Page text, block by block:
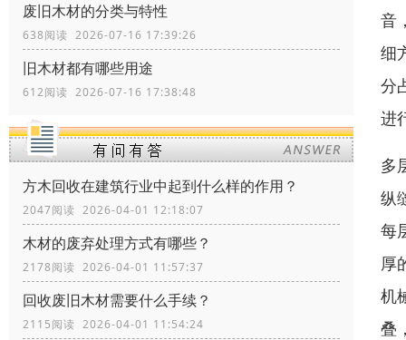
废旧木材的分类与特性
638阅读 2026-07-16 17:39:26
旧木材都有哪些用途
612阅读 2026-07-16 17:38:48
方木回收在建筑行业中起到什么样的作用？
2047阅读 2026-04-01 12:18:07
木材的废弃处理方式有哪些？
2178阅读 2026-04-01 11:57:37
回收废旧木材需要什么手续？
2115阅读 2026-04-01 11:54:24
音
细
分
进
多
纵
每
厚
机
叠